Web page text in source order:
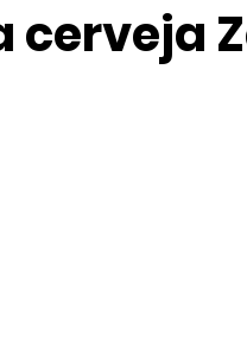
cerveja